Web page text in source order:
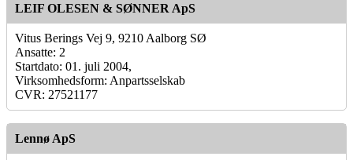
LEIF OLESEN & SØNNER ApS
Vitus Berings Vej 9, 9210 Aalborg SØ
Ansatte: 2
Startdato: 01. juli 2004,
Virksomhedsform: Anpartsselskab
CVR: 27521177
Lennø ApS